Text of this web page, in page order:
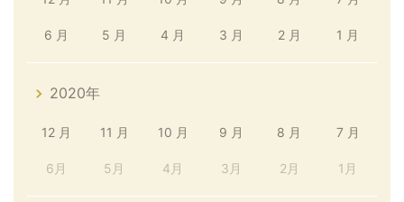
6 月 5 月 4 月 3 月 2 月 1 月
2020年
12 月 11 月 10 月 9 月 8 月 7 月
6月 5月 4月 3月 2月 1月